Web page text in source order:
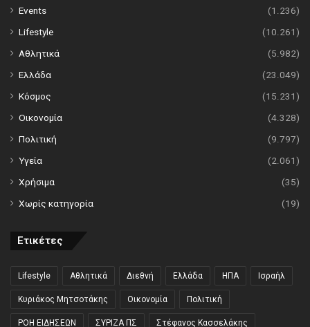
Events
(1.236)
Lifestyle
(10.261)
Αθλητικά
(5.982)
Ελλάδα
(23.049)
Κόσμος
(15.231)
Οικονομία
(4.328)
Πολιτική
(9.797)
Υγεία
(2.061)
Χρήσιμα
(35)
Χωρίς κατηγορία
(19)
Ετικέτες
Lifestyle Αθλητικά Διεθνή Ελλάδα ΗΠΑ Ισραήλ
Κυριάκος Μητσοτάκης Οικονομία Πολιτική
ΡΟΗ ΕΙΔΗΣΕΩΝ ΣΥΡΙΖΑ ΠΣ Στέφανος Κασσελάκης